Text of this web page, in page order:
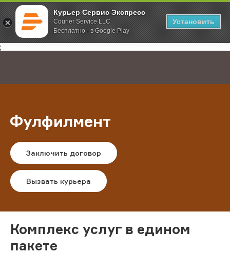
Курьер Сервис Экспресс
Courier Service LLC
Бесплатно - в Google Play
Установить
;
Главная Услуги Доставка заказов для интернет-магазинов
Фулфилмент
Заключить договор
Вызвать курьера
Комплекс услуг в едином
пакете